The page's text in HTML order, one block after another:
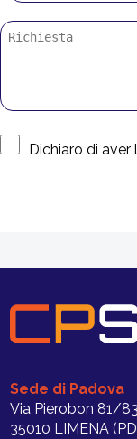
Dichiaro di aver
Sede di Padova
Via Pierobon 81/83
35010 LIMENA